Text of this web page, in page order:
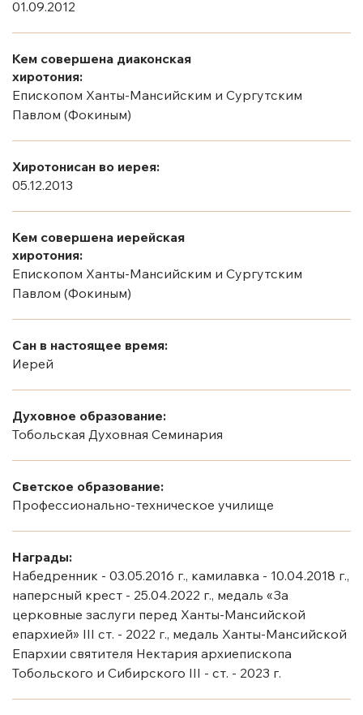
01.09.2012
Кем совершена диаконская
хиротония:
Епископом Ханты-Мансийским и Сургутским
Павлом (Фокиным)
Хиротонисан во иерея:
05.12.2013
Кем совершена иерейская
хиротония:
Епископом Ханты-Мансийским и Сургутским
Павлом (Фокиным)
Сан в настоящее время:
Иерей
Духовное образование:
Тобольская Духовная Семинария
Светское образование:
Профессионально-техническое училище
Награды:
Набедренник - 03.05.2016 г., камилавка - 10.04.2018 г.,
наперсный крест - 25.04.2022 г., медаль «За
церковные заслуги перед Ханты-Мансийской
епархией» III ст. - 2022 г., медаль Ханты-Мансийской
Епархии святителя Нектария архиепископа
Тобольского и Сибирского III - ст. - 2023 г.